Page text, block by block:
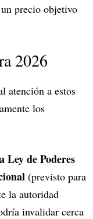
precio objetivo
2026
atención a estos
los
Ley de Poderes
(previsto para
la autoridad
invalidar cerca